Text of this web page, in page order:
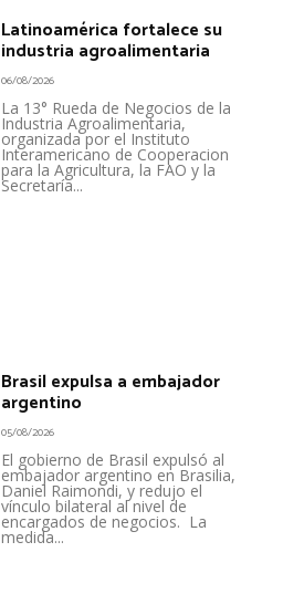
Latinoamérica fortalece su
industria agroalimentaria
06/08/2026
La 13° Rueda de Negocios de la
Industria Agroalimentaria,
organizada por el Instituto
Interamericano de Cooperacion
para la Agricultura, la FAO y la
Secretaría...
Brasil expulsa a embajador
argentino
05/08/2026
El gobierno de Brasil expulsó al
embajador argentino en Brasilia,
Daniel Raimondi, y redujo el
vínculo bilateral al nivel de
encargados de negocios. La
medida...